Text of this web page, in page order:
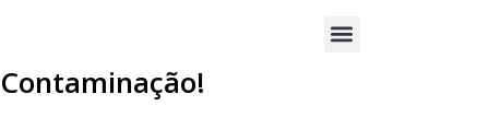
Conheça A Mais Nova Arma Da
Indústria Alimentícia No Combate À
Contaminação!